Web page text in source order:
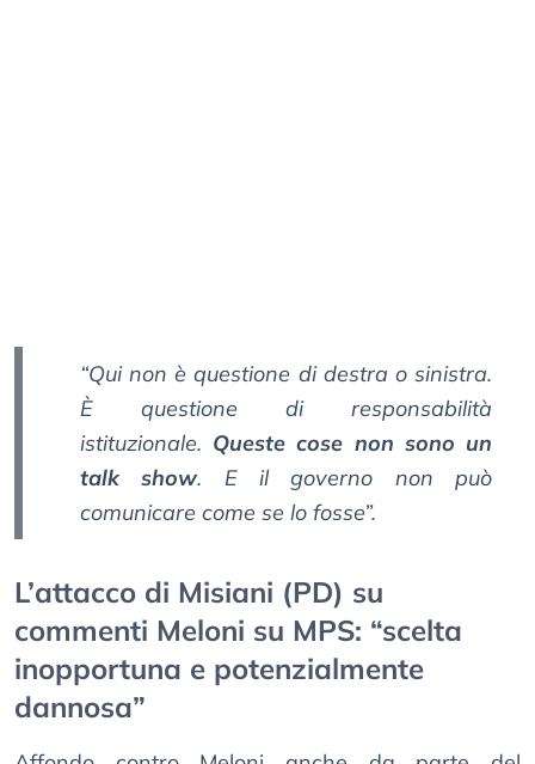
“Qui non è questione di destra o sinistra.
È questione di responsabilità
istituzionale. Queste cose non sono un
talk show. E il governo non può
comunicare come se lo fosse”.
L’attacco di Misiani (PD) su
commenti Meloni su MPS: “scelta
inopportuna e potenzialmente
dannosa”